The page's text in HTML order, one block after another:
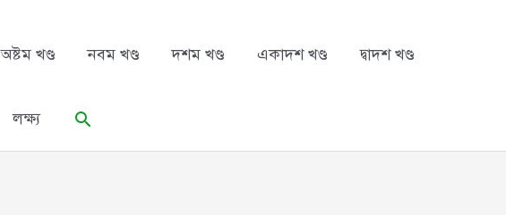
অষ্টম খণ্ড নবম খণ্ড দশম খণ্ড একাদশ খণ্ড দ্বাদশ খণ্ড
লক্ষ্য Search